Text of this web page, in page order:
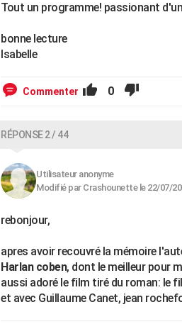
Tout un programme! passionant
bonne lecture
Isabelle
Commenter 0
RÉPONSE 2 / 44
Utilisateur anonyme
Modifié par Crashounette le 22/07/
rebonjour,
apres avoir recouvré la mémoire
Harlan coben, dont le meilleur pour
aussi adoré le film tiré du roman: le
et avec Guillaume Canet, jean